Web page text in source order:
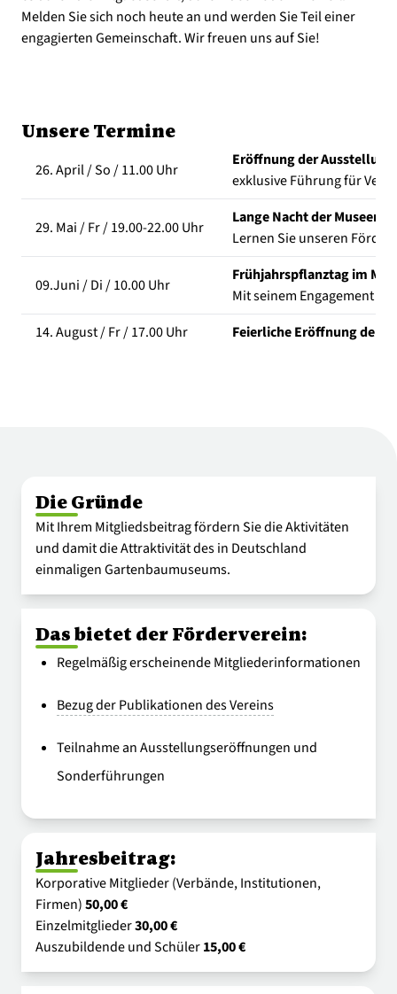
Melden Sie sich noch heute an und werden Sie Teil einer
engagierten Gemeinschaft. Wir freuen uns auf Sie!
Unsere Termine
26. April / So / 11.00 Uhr
Eröffnung der
exklusive Führung für
29. Mai / Fr / 19.00-22.00 Uhr
Lange Nacht der Museen
Lernen Sie unseren
09.Juni / Di / 10.00 Uhr
Frühjahrspflanztag im
Mit seinem Engagement
14. August / Fr / 17.00 Uhr
Feierliche Eröffnung der
Die Gründe
Mit Ihrem Mitgliedsbeitrag fördern Sie die Aktivitäten
und damit die Attraktivität des in Deutschland
einmaligen Gartenbaumuseums.
Das bietet der Förderverein:
Regelmäßig erscheinende Mitgliederinformationen
Bezug der Publikationen des Vereins
Teilnahme an Ausstellungseröffnungen und
Sonderführungen
Jahresbeitrag:
Korporative Mitglieder (Verbände, Institutionen,
Firmen)50,00 €
Einzelmitglieder30,00 €
Auszubildende und Schüler15,00 €